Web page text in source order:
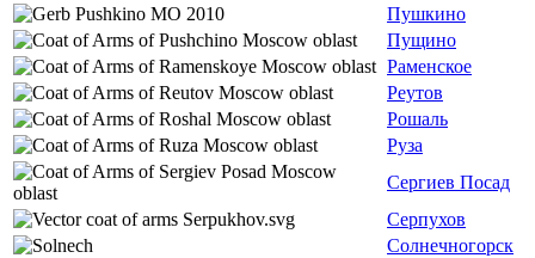
Пушкино
Пущино
Раменское
Реутов
Рошаль
Руза
Сергиев Посад
Серпухов
Солнечногорск